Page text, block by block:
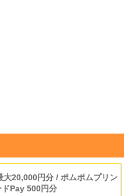
大20,000円分 / ポムポムプリン
Pay 500円分